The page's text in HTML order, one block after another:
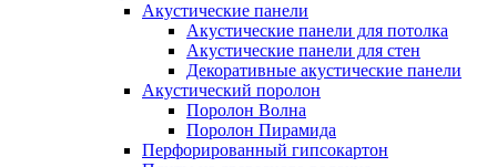
Акустические панели
Акустические панели для потолка
Акустические панели для стен
Декоративные акустические панели
Акустический поролон
Поролон Волна
Поролон Пирамида
Перфорированный гипсокартон